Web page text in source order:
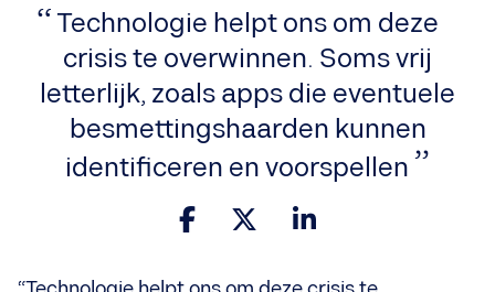
Technologie helpt ons om deze
crisis te overwinnen. Soms vrij
letterlijk, zoals apps die eventuele
besmettingshaarden kunnen
identificeren en voorspellen